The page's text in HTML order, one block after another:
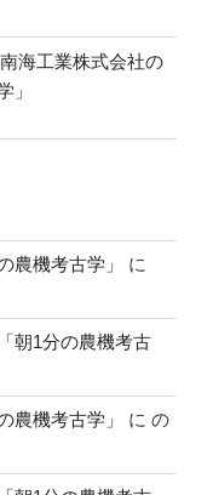
海工業株式会社の
」
農機考古学」
に
朝1分の農機考古
農機考古学」 に の